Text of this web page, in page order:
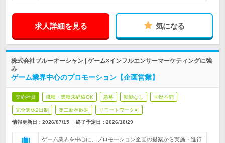
求人詳細を見る 気になる
株式会社ブルーオーシャン | ゲーム×インフルエンサーマーケティングに強
み
ゲーム業界中心のプロモーション【企画営業】
契約社員 職種・業種未経験OK 急募 転勤なし 学歴不問
完全週休2日制 第二新卒歓迎 リモートワーク可
情報更新日：2026/07/15 終了予定日： 2026/10/29
ゲーム業界を中心に、プロモーション企画の提案から実施・進行